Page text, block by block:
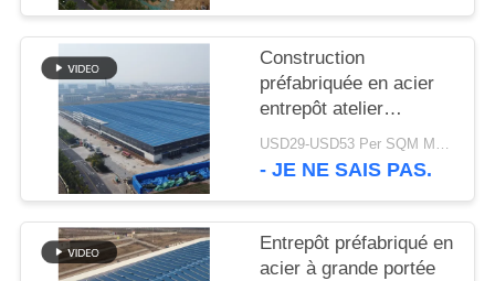
PLAN
DU
SITE
PRIVACY
POLICY
Construction
préfabriquée en acier
entrepôt atelier
bâtiment industriel de
grande portée
USD29-USD53 Per SQM MOQ:500 mètres carrés
- JE NE SAIS PAS.
Entrepôt préfabriqué en
acier à grande portée